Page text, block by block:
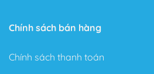
Chính sách bán hàng
Chính sách thanh toán